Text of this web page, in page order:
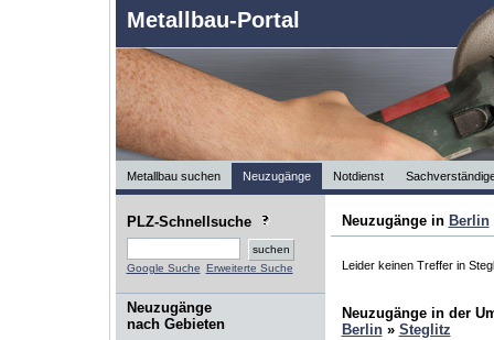
Metallbau-Portal
Metallbau suchen Neuzugänge Notdienst
PLZ-Schnellsuche
Google Suche Erweiterte Suche
Neuzugänge
nach Gebieten
Neuzugänge in Berlin
Leider keinen Treffer in
Neuzugänge in der
Berlin» Steglitz